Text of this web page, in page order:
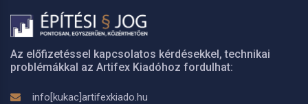
Az előfizetéssel kapcsolatos kérdésekkel, technikai
problémákkal az Artifex Kiadóhoz fordulhat:
info[kukac]artifexkiado.hu